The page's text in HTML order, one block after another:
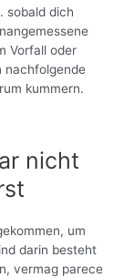
sobald dich
Vorfall oder
nachfolgende
kummern.
nicht
um
darin besteht
vermag parece